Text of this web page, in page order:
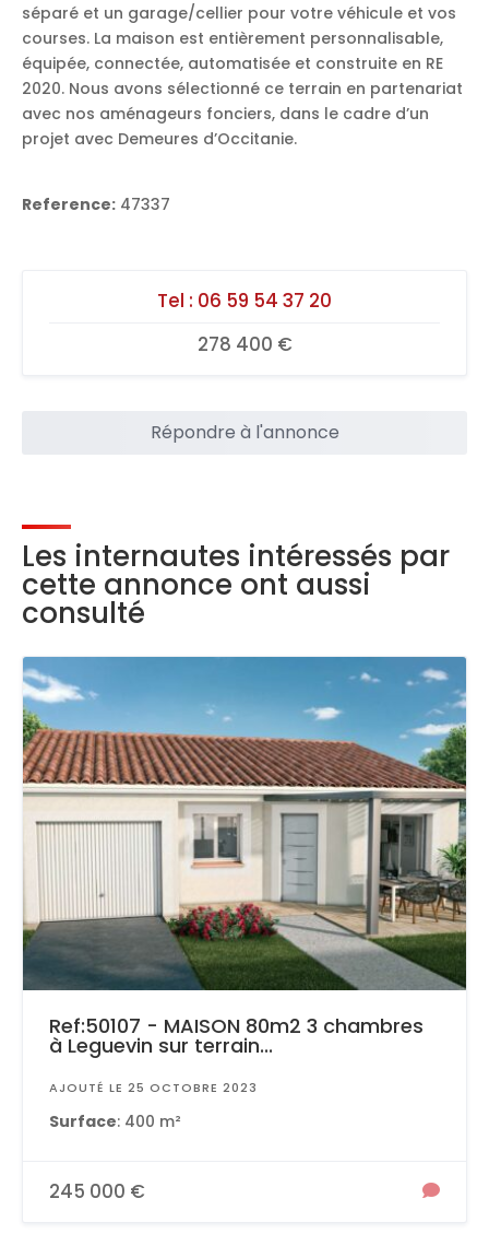
séparé et un garage/cellier pour votre véhicule et vos
courses. La maison est entièrement personnalisable,
équipée, connectée, automatisée et construite en RE
2020. Nous avons sélectionné ce terrain en partenariat
avec nos aménageurs fonciers, dans le cadre d’un
projet avec Demeures d’Occitanie.
Reference: 47337
Tel : 06 59 54 37 20
278 400 €
Répondre à l'annonce
Les internautes intéressés par
cette annonce ont aussi
consulté
Ref:50107 - MAISON 80m2 3 chambres
à Leguevin sur terrain...
AJOUTÉ LE 25 OCTOBRE 2023
Surface: 400 m²
245 000 €